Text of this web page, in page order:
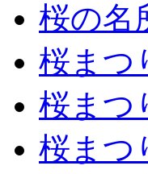
桜の名
桜まつ
桜まつ
桜まつ